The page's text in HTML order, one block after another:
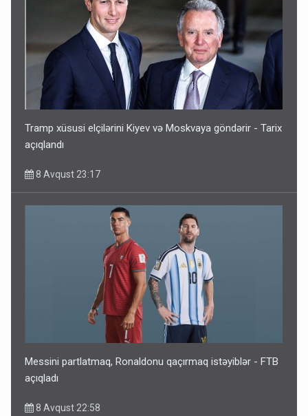
Tramp xüsusi elçilərini Kiyev və Moskvaya göndərir - Tarix
açıqlandı
8 Avqust 23:17
Messini partlatmaq, Ronaldonu qaçırmaq istəyiblər - FTB
açıqladı
8 Avqust 22:58